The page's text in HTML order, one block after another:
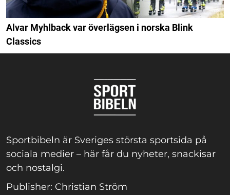
Alvar Myhlback var överlägsen i norska Blink
Classics
Sportbibeln är Sveriges största sportsida på
sociala medier – här får du nyheter, snackisar
och nostalgi.
Publisher: Christian Ström